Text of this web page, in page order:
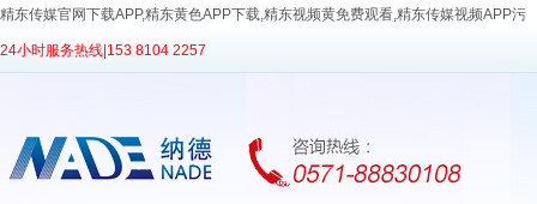
精东传媒官网下载APP,精东黄色APP下载,精东视频黄免费观看,精东传媒视频APP污
24小时服务热线| 153 8104 2257